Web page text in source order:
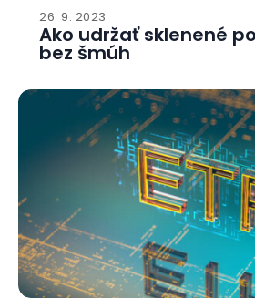
26. 9. 2023
Ako udržať sklenené
bez šmúh